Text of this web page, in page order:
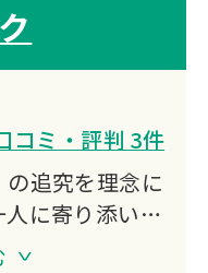
コミ・評判 3件
追究を理念に
に寄り添い、
整理をお約束